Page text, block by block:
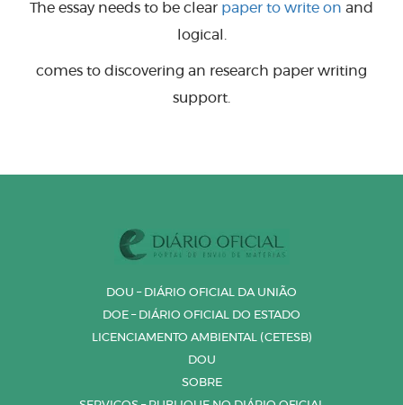
The essay needs to be clear paper to write on and
logical.
comes to discovering an research paper writing
support.
DOU – DIÁRIO OFICIAL DA UNIÃO
DOE – DIÁRIO OFICIAL DO ESTADO
LICENCIAMENTO AMBIENTAL (CETESB)
DOU
SOBRE